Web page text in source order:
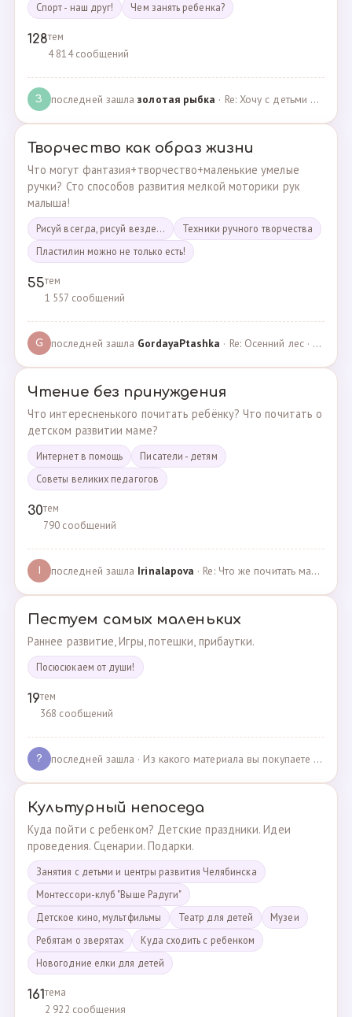
Спорт - наш друг!
Чем занять ребенка?
128тем
4 814 сообщений
З последней зашлазолотая рыбка · Re: Хочу с детьми поехать на следующей неделе в Сан… · 19.05.2024
Творчество как образ жизни
Что могут фантазия+творчество+маленькие умелые
ручки? Сто способов развития мелкой моторики рук
малыша!
Рисуй всегда, рисуй везде...
Техники ручного творчества
Пластилин можно не только есть!
55тем
1 557 сообщений
G последней зашла GordayaPtashka · Re: Осенний лес · 05.05.2022
Чтение без принуждения
Что интересненького почитать ребёнку? Что почитать о
детском развитии маме?
Интернет в помощь
Писатели - детям
Советы великих педагогов
30тем
790 сообщений
последней зашла Irinalapova · Re: Что же почитать маме о правильном воспитании ре? · 23.02.2025
Пестуем самых маленьких
Раннее развитие, Игры, потешки, прибаутки.
Посюсюкаем от души!
19тем
368 сообщений
? последней зашла · Из какого материала вы покупаете одежду для своих д… · 03.05.2025
Культурный непоседа
Куда пойти с ребенком? Детские праздники. Идеи
проведения. Сценарии. Подарки.
Занятия с детьми и центры развития Челябинска
Монтессори-клуб "Выше Радуги"
Детское кино, мультфильмы
Театр для детей
Музеи
Ребятам о зверятах
Куда сходить с ребенком
Новогодние елки для детей
161тема
2 922 сообщения